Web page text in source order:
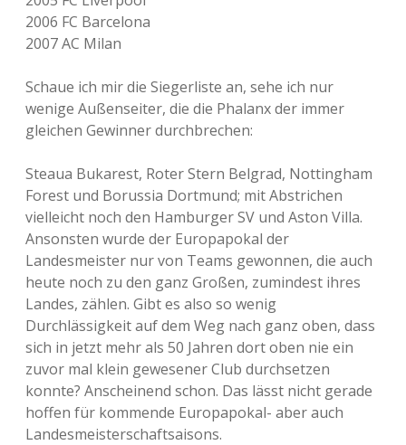
s
e
l
e
n
L
a
2006 FC Barcelona
2007 AC Milan
Schaue ich mir die Siegerliste an, sehe ich nur
wenige Außenseiter, die die Phalanx der immer
gleichen Gewinner durchbrechen:
Steaua Bukarest, Roter Stern Belgrad, Nottingham
Forest und Borussia Dortmund; mit Abstrichen
vielleicht noch den Hamburger SV und Aston Villa.
Ansonsten wurde der Europapokal der
Landesmeister nur von Teams gewonnen, die auch
heute noch zu den ganz Großen, zumindest ihres
Landes, zählen. Gibt es also so wenig
Durchlässigkeit auf dem Weg nach ganz oben, dass
sich in jetzt mehr als 50 Jahren dort oben nie ein
zuvor mal klein gewesener Club durchsetzen
konnte? Anscheinend schon. Das lässt nicht gerade
hoffen für kommende Europapokal- aber auch
Landesmeisterschaftsaisons.